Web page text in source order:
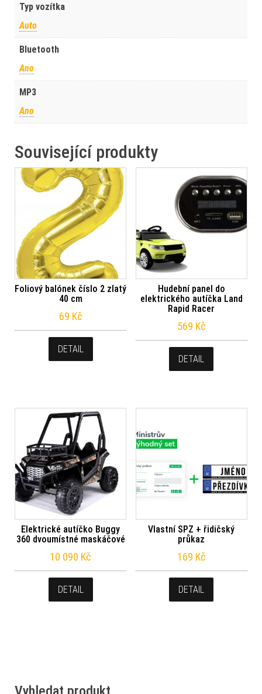
Typ vozítka
Auto
Bluetooth
Ano
MP3
Ano
Související produkty
Foliový balónek číslo 2 zlatý
40 cm
69 Kč
DETAIL
Hudební panel do
elektrického autíčka Land
Rapid Racer
569 Kč
DETAIL
Elektrické autíčko Buggy
360 dvoumístné maskáčové
10 090 Kč
DETAIL
Vlastní SPZ + řidičský
průkaz
169 Kč
DETAIL